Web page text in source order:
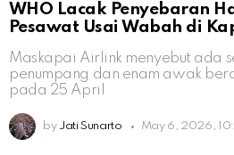
WHO Lacak Penyebaran
Pesawat Usai Wabah di
Maskapai Airlink menyebut ada
penumpang dan enam awak
pada 25 April
by Jati Sunarto May 6, 2026,